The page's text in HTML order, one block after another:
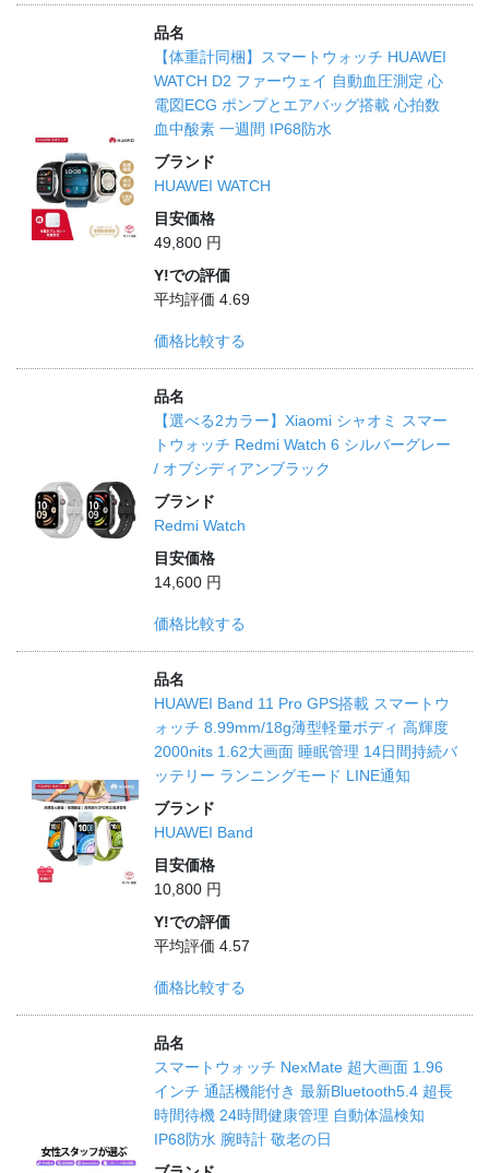
品名
【体重計同梱】スマートウォッチ HUAWEI
WATCH D2 ファーウェイ 自動血圧測定 心
電図ECG ポンプとエアバッグ搭載 心拍数
血中酸素 一週間 IP68防水
ブランド
HUAWEI WATCH
目安価格
49,800 円
Y!での評価
平均評価 4.69
価格比較する
品名
【選べる2カラー】Xiaomi シャオミ スマー
トウォッチ Redmi Watch 6 シルバーグレー
/ オブシディアンブラック
ブランド
Redmi Watch
目安価格
14,600 円
価格比較する
品名
HUAWEI Band 11 Pro GPS搭載 スマートウ
ォッチ 8.99mm/18g薄型軽量ボディ 高輝度
2000nits 1.62大画面 睡眠管理 14日間持続バ
ッテリー ランニングモード LINE通知
ブランド
HUAWEI Band
目安価格
10,800 円
Y!での評価
平均評価 4.57
価格比較する
品名
スマートウォッチ NexMate 超大画面 1.96
インチ 通話機能付き 最新Bluetooth5.4 超長
時間待機 24時間健康管理 自動体温検知
IP68防水 腕時計 敬老の日